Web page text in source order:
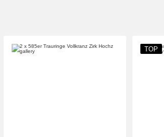
TOP